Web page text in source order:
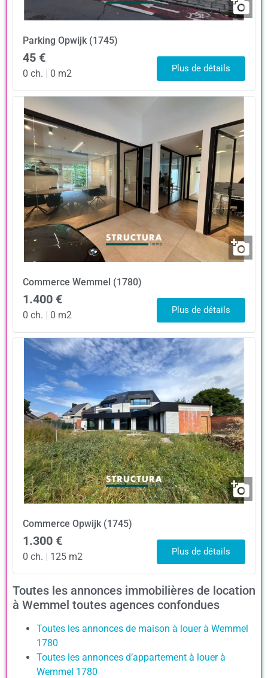
Parking Opwijk (1745)
45 €
0 ch. | 0 m2 Plus de détails
Commerce Wemmel (1780)
1.400 €
0 ch. | 0 m2 Plus de détails
Commerce Opwijk (1745)
1.300 €
0 ch. 125 m2 Plus de détails
Toutes les annonces immobilières de location
à Wemmel toutes agences confondues
Toutes les annonces de maison à louer à Wemmel
1780
Toutes les annonces d’appartement à louer à
Wemmel 1780